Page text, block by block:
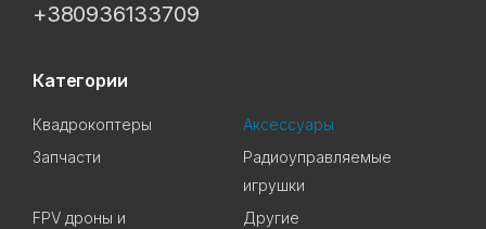
+380936133709
Категории
Квадрокоптеры
Аксессуары
Запчасти
Радиоуправляемые
игрушки
FPV дроны и
Другие